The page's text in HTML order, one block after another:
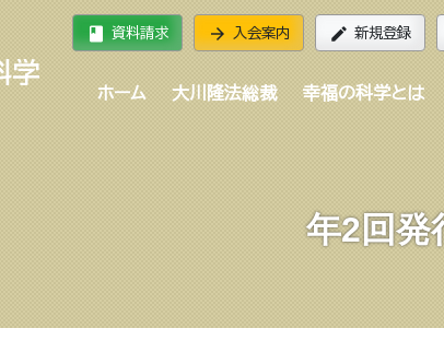
book 資料請求 arrow_forward 入会案内 edit 新規登録
ホーム 大川隆法総裁 幸福の科学とは
年2回発